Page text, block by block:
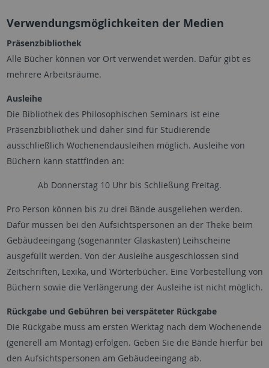
Verwendungsmöglichkeiten der Medien
Präsenzbibliothek
Alle Bücher können vor Ort verwendet werden. Dafür gibt es
mehrere Arbeitsräume.
Ausleihe
Die Bibliothek des Philosophischen Seminars ist eine
Präsenzbibliothek und daher sind für Studierende
ausschließlich Wochenendausleihen möglich. Ausleihe von
Büchern kann stattfinden an:
Ab Donnerstag 10 Uhr bis Schließung Freitag.
Pro Person können bis zu drei Bände ausgeliehen werden.
Dafür müssen bei den Aufsichtspersonen an der Theke beim
Gebäudeeingang (sogenannter Glaskasten) Leihscheine
ausgefüllt werden. Von der Ausleihe ausgeschlossen sind
Zeitschriften, Lexika, und Wörterbücher. Eine Vorbestellung von
Büchern sowie die Verlängerung der Ausleihe ist nicht möglich.
Rückgabe und Gebühren bei verspäteter Rückgabe
Die Rückgabe muss am ersten Werktag nach dem Wochenende
(generell am Montag) erfolgen. Geben Sie die Bände hierfür bei
den Aufsichtspersonen am Gebäudeeingang ab.